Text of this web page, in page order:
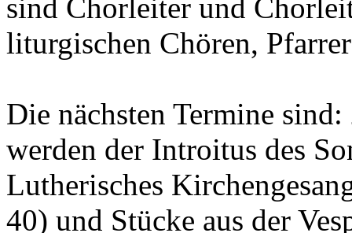
sind Chorleiter und
liturgischen Chören,
Die nächsten Termine
werden der Introitus des
Lutherisches
40) und Stücke aus der